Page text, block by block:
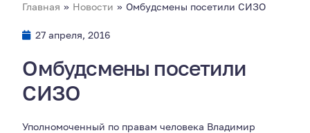
Главная » Новости » Омбудсмены посетили СИЗО
27 апреля, 2016
Омбудсмены посетили
СИЗО
Уполномоченный по правам человека Владимир